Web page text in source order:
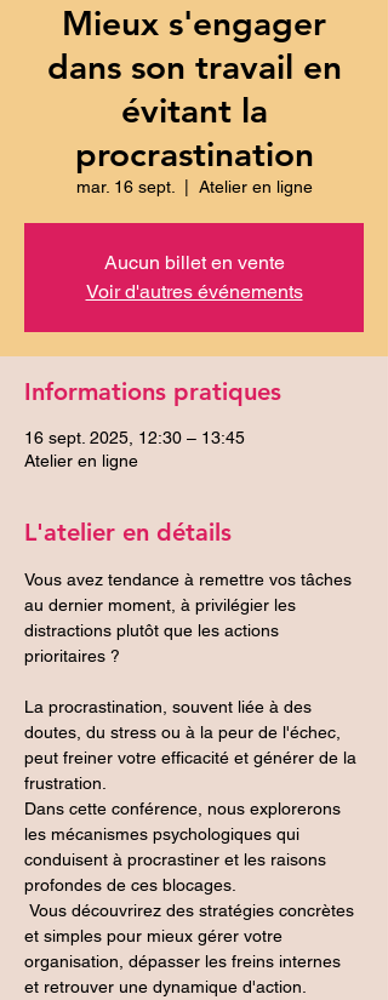
Mieux s'engager
dans son travail en
évitant la
procrastination
mar. 16 sept. Atelier en ligne
Aucun billet en vente
Voir d'autres événements
Informations pratiques
16 sept. 2025, 12:30 – 13:45
Atelier en ligne
L'atelier en détails
Vous avez tendance à remettre vos tâches
au dernier moment, à privilégier les
distractions plutôt que les actions
prioritaires ?
La procrastination, souvent liée à des
doutes, du stress ou à la peur de l'échec,
peut freiner votre efficacité et générer de la
frustration.
Dans cette conférence, nous explorerons
les mécanismes psychologiques qui
conduisent à procrastiner et les raisons
profondes de ces blocages.
et simples pour mieux gérer votre
organisation, dépasser les freins internes
et retrouver une dynamique d'action.